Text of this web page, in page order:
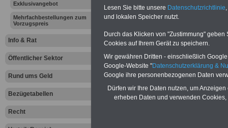
Exklusivangebot
Mehrfachbestellungen zum
Vorzugspreis
Info & Rat
Öffentlicher Sektor
Rund ums Geld
Bezügetabellen
Recht
Ihr
den Fall der
Leben
Lesen Sie bitte unsere Datenschutzrichtlinie
und lokalen Speicher nutzt.
Durch das Klicken von "Zustimmung"
Cookies auf Ihrem Gerät zu speichern.
Wir gewähren Dritten - einschließlich
Google-Website "Datenschutzerklärung &
Google ihre personenbezogenen Daten
Dürfen wir Ihre Daten nutzen, um
erheben Daten und verwenden